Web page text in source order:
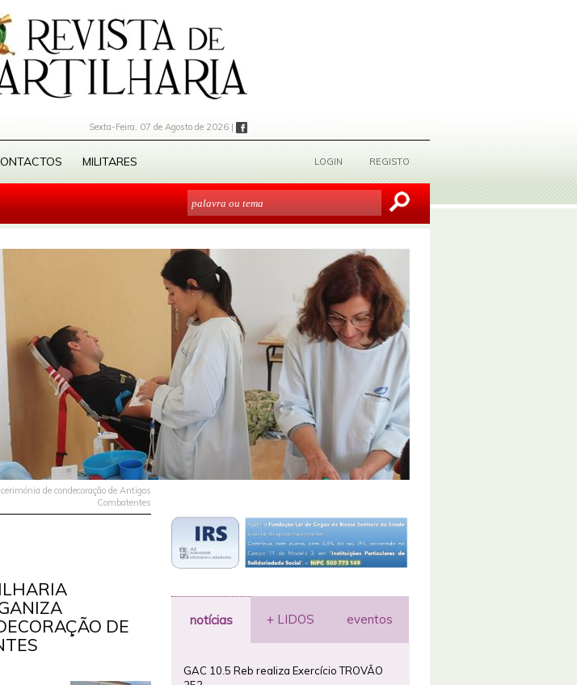
Sexta-Feira, 07 de Agosto de 2026 |
MILITARES LOGIN REGISTO
de condecoração de Antigos
Combatentes
DE
notícias + LIDOS eventos
GAC 10.5 Reb realiza Exercício TROVÃO